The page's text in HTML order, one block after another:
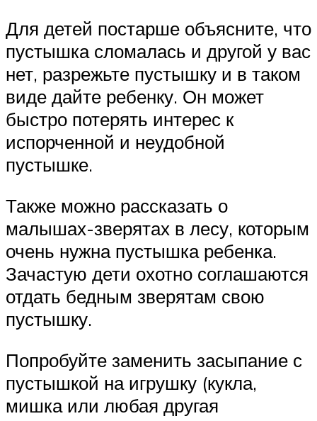
Для детей постарше объясните, что
пустышка сломалась и другой у вас
нет, разрежьте пустышку и в таком
виде дайте ребенку. Он может
быстро потерять интерес к
испорченной и неудобной
пустышке.
Также можно рассказать о
малышах-зверятах в лесу, которым
очень нужна пустышка ребенка.
Зачастую дети охотно соглашаются
отдать бедным зверятам свою
пустышку.
Попробуйте заменить засыпание с
пустышкой на игрушку (кукла,
мишка или любая другая